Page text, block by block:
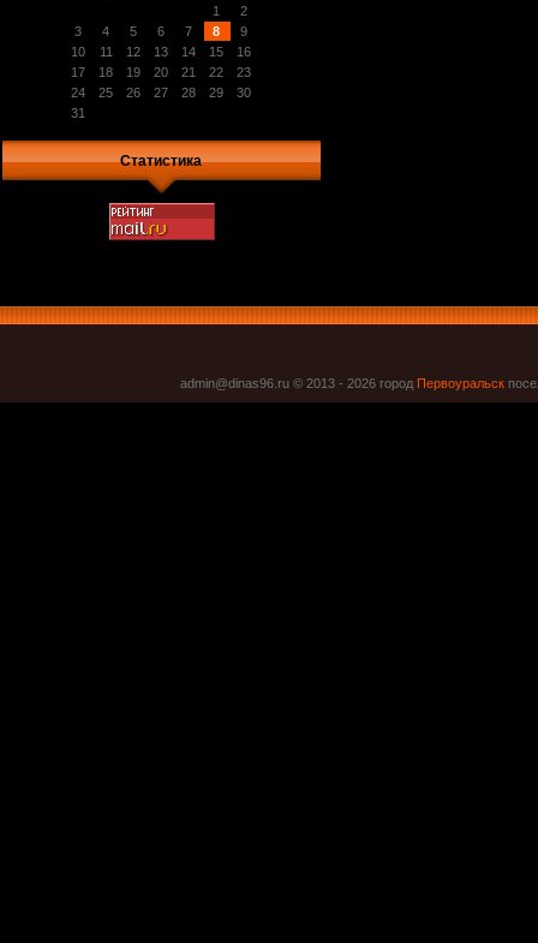
1
2
3
4 5 6 7 8
9
10
11 12 13 14 15
16
17
18 19 20 21 22
23
24
25 26 27 28 29
30
31
Статистика
admin@dinas96.ru © 2013 - 2026 город Первоуральск